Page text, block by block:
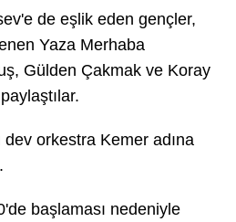
de eşlik eden gençler,
Yaza Merhaba
Gülden Çakmak ve Koray
orkestra Kemer adına
başlaması nedeniyle